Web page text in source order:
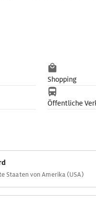
Shopping
Öffentliche
Staaten von Amerika (USA)